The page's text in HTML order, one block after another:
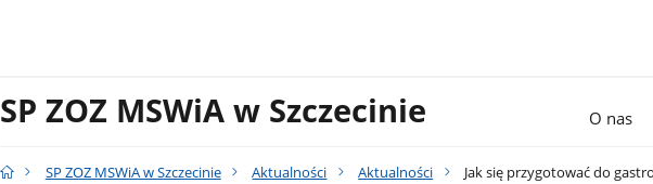
SP ZOZ MSWiA w Szczecinie O nas
SP ZOZ MSWiA w Szczecinie Aktualności Aktualności Jak się przygotować do